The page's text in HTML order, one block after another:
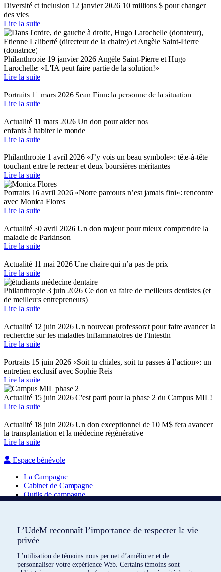
Diversité et inclusion 12 janvier 2026 10 millions $ pour changer
des vies
Lire la suite
Philanthropie 19 janvier 2026 Angèle Saint-Pierre et Hugo
Larochelle: «L'IA peut faire partie de la solution!»
Lire la suite
Portraits 11 mars 2026 Sean Finn: la personne de la situation
Lire la suite
Actualité 11 mars 2026 Un don pour aider nos
enfants à habiter le monde
Lire la suite
Philanthropie 1 avril 2026 «J’y vois un beau symbole»: tête-à-tête
touchant entre le recteur et deux boursières méritantes
Lire la suite
Portraits 16 avril 2026 «Notre parcours n’est jamais fini»: rencontre
avec Monica Flores
Lire la suite
Actualité 30 avril 2026 Un don majeur pour mieux comprendre la
maladie de Parkinson
Lire la suite
Actualité 11 mai 2026 Une chaire qui n’a pas de prix
Lire la suite
Philanthropie 3 juin 2026 Ce don va faire de meilleurs dentistes (et
de meilleurs entrepreneurs)
Lire la suite
Actualité 12 juin 2026 Un nouveau professorat pour faire avancer la
recherche sur les maladies inflammatoires de l’intestin
Lire la suite
Portraits 15 juin 2026 «Soit tu chiales, soit tu passes à l’action»: un
entretien exclusif avec Sophie Reis
Lire la suite
Actualité 15 juin 2026 C'est parti pour la phase 2 du Campus MIL!
Lire la suite
Actualité 18 juin 2026 Un don exceptionnel de 10 M$ fera avancer
la transplantation et la médecine régénérative
Lire la suite
Espace bénévole
La Campagne
Cabinet de Campagne
Outils de campagne
Soutenez nos initiatives pour un impact durable et significatif.
Suivez-nous
L’UdeM reconnaît l’importance de respecter la vie
privée
L’utilisation de témoins nous permet d’améliorer et de
personnaliser votre expérience Web. Certains témoins sont
L’UdeM reconnaît l’importance de respecter la vie
privée
L’utilisation de témoins nous permet d’améliorer et de
personnaliser votre expérience Web. Certains témoins sont